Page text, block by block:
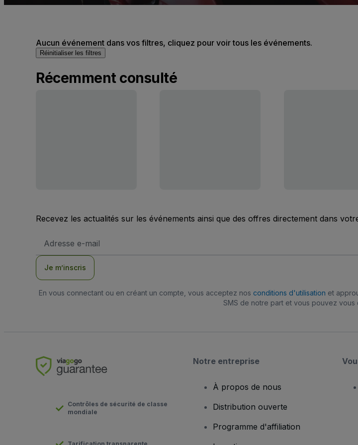
Aucun événement dans vos filtres, cliquez pour voir tous les événements.
Réinitialiser les filtres
Récemment consulté
Recevez les actualités sur les événements ainsi que des offres directement dans
e-
Je m’inscris
En vous connectant ou en créant un compte, vous acceptez nos conditions d'utilisation et
SMS de notre part et vous pouvez vous
Contrôles de sécurité de classe
mondiale
Notre entreprise
À propos de nous
Distribution ouverte
Programme d'affiliation